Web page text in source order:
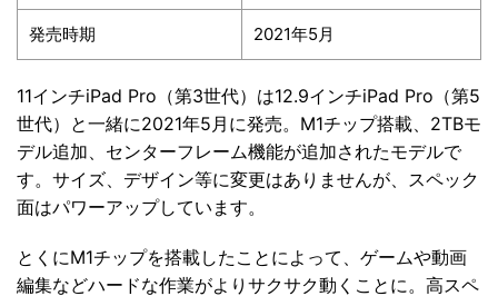
発売時期 2021年5月
11インチiPad Pro（第3世代）は12.9インチiPad Pro（第5
世代）と一緒に2021年5月に発売。M1チップ搭載、2TBモ
デル追加、センターフレーム機能が追加されたモデルで
す。サイズ、デザイン等に変更はありませんが、スペック
面はパワーアップしています。
とくにM1チップを搭載したことによって、ゲームや動画
編集などハードな作業がよりサクサク動くことに。高スペ